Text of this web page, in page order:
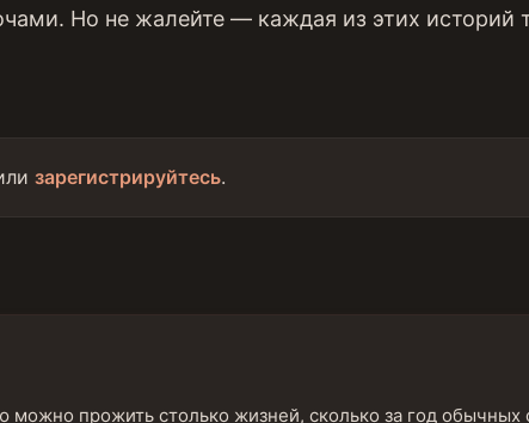
Но не жалейте — каждая из этих историй
зарегистрируйтесь.
можно прожить столько жизней, сколько за год